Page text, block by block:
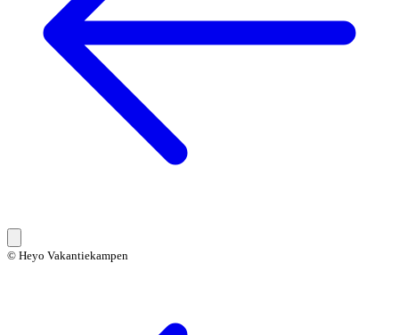
© Heyo Vakantiekampen